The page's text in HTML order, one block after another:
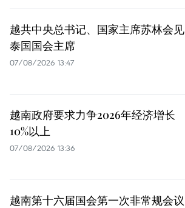
越共中央总书记、国家主席苏林会见
泰国国会主席
07/08/2026 13:47
越南政府要求力争2026年经济增长
10%以上
07/08/2026 13:36
越南第十六届国会第一次非常规会议